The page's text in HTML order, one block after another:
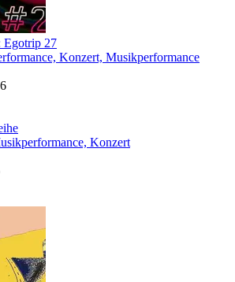
Egotrip 27
Konzert, Musikperformance
Konzert